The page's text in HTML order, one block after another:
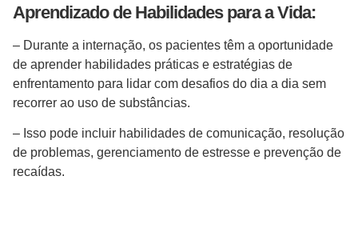
Aprendizado de Habilidades para a Vida:
– Durante a internação, os pacientes têm a oportunidade
de aprender habilidades práticas e estratégias de
enfrentamento para lidar com desafios do dia a dia sem
recorrer ao uso de substâncias.
– Isso pode incluir habilidades de comunicação, resolução
de problemas, gerenciamento de estresse e prevenção de
recaídas.